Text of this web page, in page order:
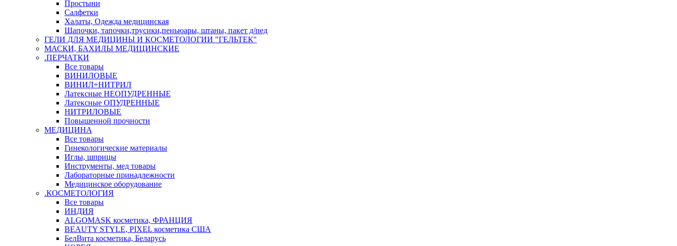
Простыни
Салфетки
Халаты, Одежда медицинская
Шапочки, тапочки,трусики,пеньюары, штаны, пакет д/пед
ГЕЛИ ДЛЯ МЕДИЦИНЫ И КОСМЕТОЛОГИИ "ГЕЛЬТЕК"
МАСКИ, БАХИЛЫ МЕДИЦИНСКИЕ
.ПЕРЧАТКИ
Все товары
ВИНИЛОВЫЕ
ВИНИЛ+НИТРИЛ
Латексные НЕОПУДРЕННЫЕ
Латексные ОПУДРЕННЫЕ
НИТРИЛОВЫЕ
Повышенной прочности
МЕДИЦИНА
Все товары
Гинекологические материалы
Иглы, шприцы
Инструменты, мед товары
Лабораторные принадлежности
Медицинское оборудование
.КОСМЕТОЛОГИЯ
Все товары
ИНДИЯ
ALGOMASK косметика, ФРАНЦИЯ
BEAUTY STYLE, PIXEL косметика США
БелВита косметика, Беларусь